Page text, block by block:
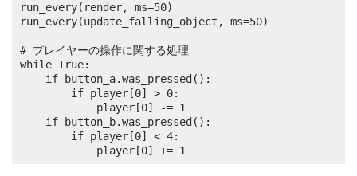
run_every(render, ms=50)
run_every(update_falling_object, ms=50)
# プレイヤーの操作に関する処理
while True:
			player[0] += 1